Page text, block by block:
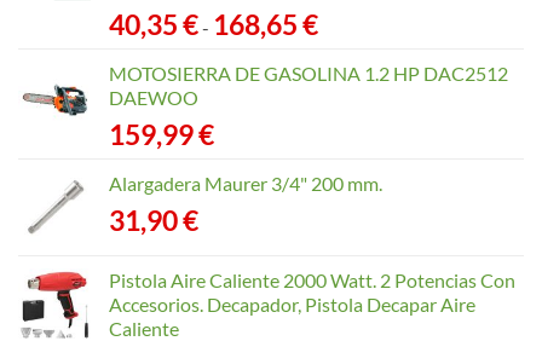
40,35€- 168,65€Rango
precios:
MOTOSIERRA DE GASOLINA 1.2 HP DAC2512
DAEWOO
159,99€
Alargadera Maurer 3/4" 200 mm.
31,90€
Pistola Aire Caliente 2000 Watt. 2 Potencias Con
Accesorios. Decapador, Pistola Decapar Aire
Caliente